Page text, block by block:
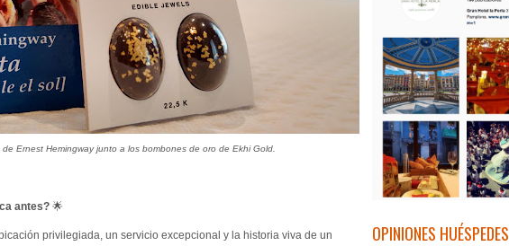
Ernest Hemingway junto a los bombones de oro de Ekhi Gold.
antes? 🌟
privilegiada, un servicio excepcional y la historia viva de un
OPINIONES HUÉSPEDES